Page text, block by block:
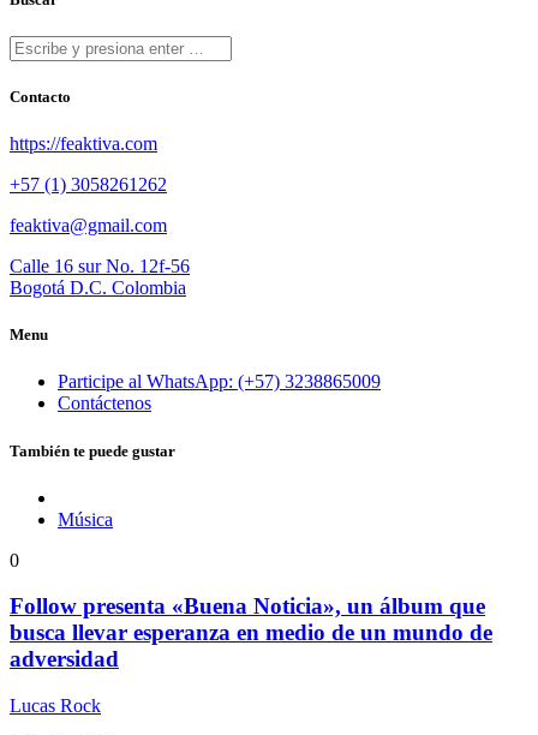
Contacto
https://feaktiva.com
+57 (1) 3058261262
feaktiva@gmail.com
Calle 16 sur No. 12f-56
Bogotá D.C. Colombia
Menu
Participe al WhatsApp: (+57) 3238865009
Contáctenos
También te puede gustar
Música
0
Follow presenta «Buena Noticia», un álbum que
busca llevar esperanza en medio de un mundo de
adversidad
Lucas Rock